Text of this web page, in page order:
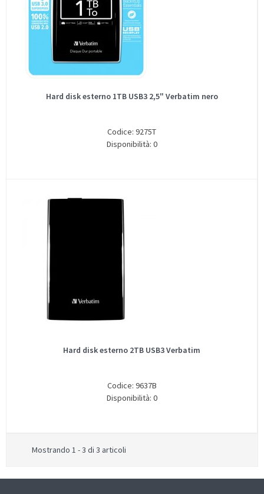
Hard disk esterno 1TB USB3 2,5" Verbatim nero
Codice: 9275T
Disponibilità: 0
Hard disk esterno 2TB USB3 Verbatim
Codice: 9637B
Disponibilità: 0
Mostrando 1 - 3 di 3 articoli